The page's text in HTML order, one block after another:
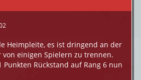
Heimpleite, es ist dringend an der
von einigen Spielern zu trennen.
Punkten Rückstand auf Rang 6 nun